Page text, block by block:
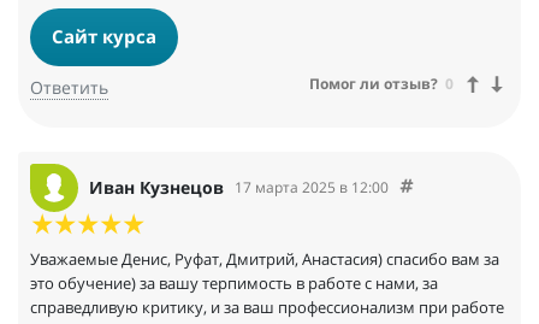
Сайт курса
Ответить Помог ли отзыв? 0
Иван Кузнецов 17 марта 2025 в 12:00
Уважаемые Денис, Руфат, Дмитрий, Анастасия) спасибо вам за
это обучение) за вашу терпимость в работе с нами, за
справедливую критику, и за ваш профессионализм при работе